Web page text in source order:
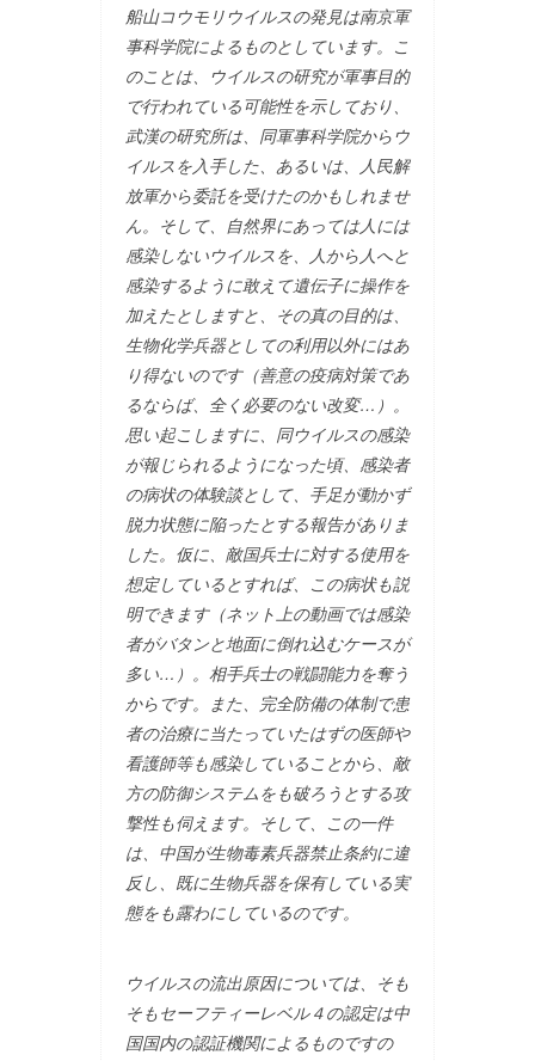
船山コウモリウイルスの発見は南京軍
事科学院によるものとしています。こ
のことは、ウイルスの研究が軍事目的
で行われている可能性を示しており、
武漢の研究所は、同軍事科学院からウ
イルスを入手した、あるいは、人民解
放軍から委託を受けたのかもしれませ
ん。そして、自然界にあっては人には
感染しないウイルスを、人から人へと
感染するように敢えて遺伝子に操作を
加えたとしますと、その真の目的は、
生物化学兵器としての利用以外にはあ
り得ないのです（善意の疫病対策であ
るならば、全く必要のない改変…）。
思い起こしますに、同ウイルスの感染
が報じられるようになった頃、感染者
の病状の体験談として、手足が動かず
脱力状態に陥ったとする報告がありま
した。仮に、敵国兵士に対する使用を
想定しているとすれば、この病状も説
明できます（ネット上の動画では感染
者がバタンと地面に倒れ込むケースが
多い…）。相手兵士の戦闘能力を奪う
からです。また、完全防備の体制で患
者の治療に当たっていたはずの医師や
看護師等も感染していることから、敵
方の防御システムをも破ろうとする攻
撃性も伺えます。そして、この一件
は、中国が生物毒素兵器禁止条約に違
反し、既に生物兵器を保有している実
態をも露わにしているのです。
ウイルスの流出原因については、そも
そもセーフティーレベル４の認定は中
国国内の認証機関によるものですの